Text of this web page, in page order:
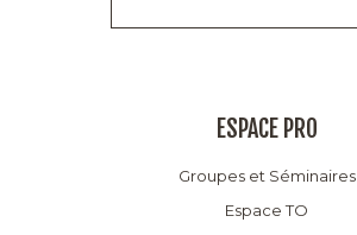
ESPACE PRO
Groupes et Séminaires
Espace TO